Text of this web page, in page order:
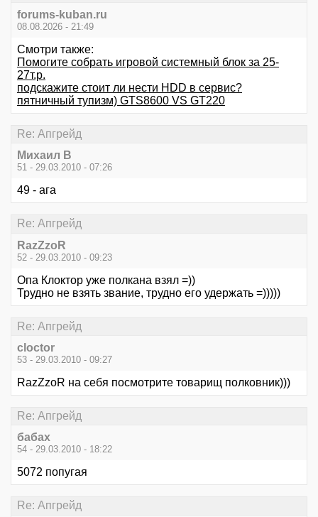
forums-kuban.ru
08.08.2026 - 21:49
Смотри также:
Помогите собрать игровой системный блок за 25-
27т.р.
подскажите стоит ли нести HDD в сервис?
пятничный тупизм) GTS8600 VS GT220
Re: Апгрейд
Михаил В
51 - 29.03.2010 - 07:26
49 - ага
Re: Апгрейд
RazZzoR
52 - 29.03.2010 - 09:23
Опа Клоктор уже полкана взял =))
Трудно не взять звание, трудно его удержать =)))))
Re: Апгрейд
cloctor
53 - 29.03.2010 - 09:27
RazZzoR на себя посмотрите товарищ полковник)))
Re: Апгрейд
бабах
54 - 29.03.2010 - 18:22
5072 попугая
Re: Апгрейд